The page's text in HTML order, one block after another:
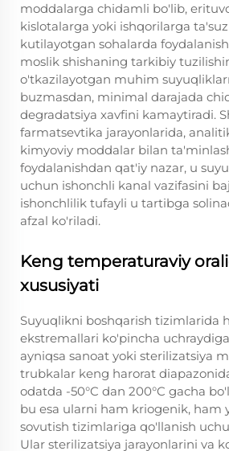
moddalarga chidamli bo'lib,
kislotalarga yoki ishqorilarga
kutilayotgan sohalarda
moslik shishaning tarkibiy
o'tkazilayotgan muhim
buzmasdan, minimal darajada
degradatsiya xavfini kamaytiradi.
farmatsevtika jarayonlarida,
kimyoviy moddalar bilan
foydalanishdan qat'iy nazar, u
uchun ishonchli kanal vazifasini
ishonchlilik tufayli u tartibga
afzal ko'riladi.
Keng temperaturaviy
xususiyati
Suyuqlikni boshqarish tizimlarida
ekstremallari ko'pincha
ayniqsa sanoat yoki sterilizatsiya
trubkalar keng harorat
odatda -50°C dan 200°C gacha
bu esa ularni ham kriogenik, ham
sovutish tizimlariga qo'llanish
Ular sterilizatsiya jarayonlarini va